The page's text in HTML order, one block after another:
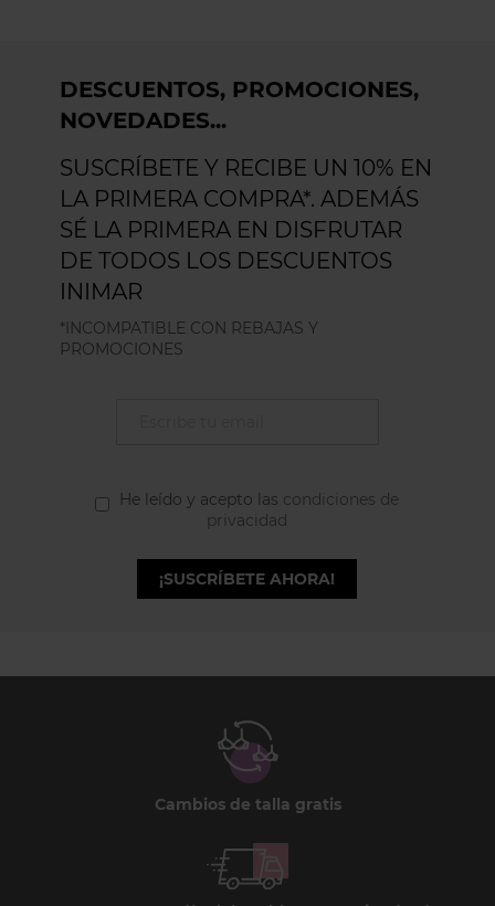
DESCUENTOS, PROMOCIONES,
NOVEDADES...
SUSCRÍBETE Y RECIBE UN 10% EN
LA PRIMERA COMPRA*. ADEMÁS
SÉ LA PRIMERA EN DISFRUTAR
DE TODOS LOS DESCUENTOS
INIMAR
*INCOMPATIBLE CON REBAJAS Y
PROMOCIONES
He leído y acepto las condiciones de
privacidad
¡SUSCRÍBETE AHORA!
Cambios de talla gratis